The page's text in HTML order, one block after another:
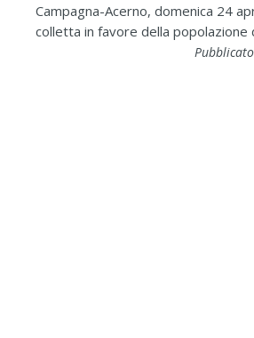
Campagna-Acerno, domenica 24
colletta in favore della popolazione